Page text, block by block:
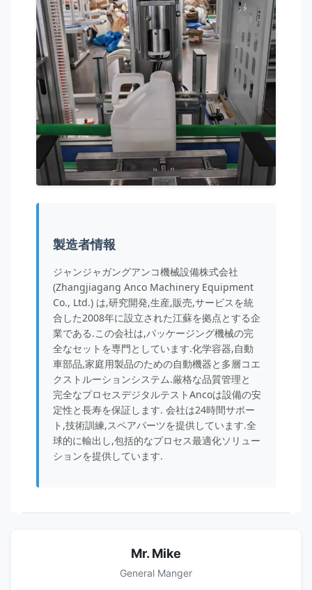
製造者情報
ジャンジャガングアンコ機械設備株式会社
(Zhangjiagang Anco Machinery Equipment
Co., Ltd.) は,研究開発,生産,販売,サービスを統
合した2008年に設立された江蘇を拠点とする企
業である.この会社は,パッケージング機械の完
全なセットを専門としています.化学容器,自動
車部品,家庭用製品のための自動機器と多層コエ
クストルーションシステム.厳格な品質管理と
完全なプロセスデジタルテストAncoは設備の安
定性と長寿を保証します. 会社は24時間サポー
ト,技術訓練,スペアパーツを提供しています.全
球的に輸出し,包括的なプロセス最適化ソリュー
ションを提供しています.
Mr. Mike
General Manger